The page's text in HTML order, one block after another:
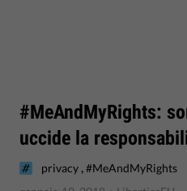
#MeAndMyRights:
uccide la
privacy ,#MeAndMyRights